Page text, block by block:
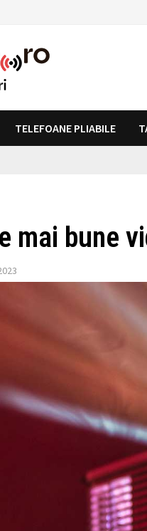
TELEFOANE PLIABILE
mai bune